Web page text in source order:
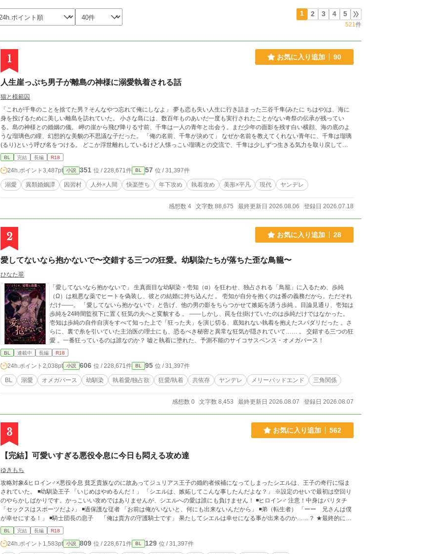
1 2 3 4 5
521件
1 お気に入り追加 90
人生崖っぷち男子が離島の神様に溺愛執着される話
猫と模範囚
「これが千隼のことを捨てた男？そんなやつ忘れて俺にしなよ」 夢も恋も失い人生に行き詰まった三谷千隼(みたに ちはや)は、海に
身を投げるために美しい離島を訪れていた。 小さな島には、数百年ものあいだ一度も実行されたことがない奇祭の伝承が残ってい
る。島の神様との婚姻の儀。 岬の崖から飛び降りる寸前、千隼は一人の青年と出会う。まだ少年の面影を残す白い横顔、海の底のよ
うな瑠璃色の瞳、幻想的な美貌の不思議な子だった。 「俺の名前、千隼が決めて」 なぜか名前を教えてくれない青年に、千隼は瑠璃
(るり)という呼び名をつける。 どこか浮世離れしているけど人懐っこい瑠璃との交流で、千隼は少しずつ生きる気力を取り戻してい
く。 しかしあるとき、瑠璃が島の人々から神様と崇められる存在だと知り……。 汚れた過去を持つ千隼がはじめて掴んだ本物の恋、
閉ざされた離島の土着信仰の狂気、瑠璃の正体。いつのまにか千隼は島の奇妙な因習に囚われていく。 溺愛執着年下攻め(神)×元ビッ
チ受け ※作中で浮気描写はありませんが、過去のモブ×受け描写が少しあります 作中で攻めの瑠璃が女神、花嫁として扱われる場面
があるけど、瑠璃はリバ要素なしの攻め男です 全34話、完結保証
BL 完結 長編 R18
24h.ポイント 3,487pt 小説 351 位 / 228,671件 BL 57 位 / 31,397件
溺愛 異類婚姻譚 因習村 人外×人間 快楽堕ち 年下攻め 執着攻め 美形×平凡 現代 ヤンデレ
感想数 4 文字数 88,675 最終更新日 2026.08.06 登録日 2026.07.18
2 お気に入り追加 28
愛してないなら抱かないで〜交錯する三つの狂愛。幼馴染たちが落ちた歪な鳥籠〜
ひなた翠
「愛してないなら抱かないで」 生真面目な幼馴染・壱知（α）を狂わせ、独占される「鳥籠」に入るため、歩純
（Ω）は粗悪な薬でヒートを偽装し、彼との結婚に持ち込んだ 。 壱知が自分を抱くのは番の義務だから。ただそれ
だけ――。 「愛してないら抱かないで」と告げ、他の男の影をちらつかせて嫉妬を誘う歩純 。目論見通り、壱知は
歩純を24時間監視下に置く狂気の夫へと変貌する 。 ――しかし、罠を仕掛けていたのは歩純だけではなかった。
壱知は歩純の自作自演をすべて知った上で「狂った夫」を演じ切る、底知れない執着を抱えたスパダリだった 。さ
らに、裏で糸を引いていた主治医の理士にも、恐るべき秘密と異常な狂気が隠されていて…… 。 交錯する三つの狂
愛 。一番狂っているのは誰なのか？ 嘘と執着に塗れた、予測不能のサイコサスペンス・オメガバース！
BL 連載中 長編 R18
24h.ポイント 2,038pt 小説 606 位 / 228,671件 BL 95 位 / 31,397件
BL 溺愛 オメガバース 幼馴染 執着愛/独占欲 狂愛/執着 共依存 ヤンデレ メリーバッドエンド 三角関係
感想数 0 文字数 8,453 最終更新日 2026.08.07 登録日 2026.08.07
3 お気に入り追加 562
【完結】可愛いすぎる悪役令息に今日も悶える攻め達
ゆきもち
攻略対象&ヒロイン♂×悪役令息 貧乏貴族なのに故あってジュリアス王子の婚約者候補になってしまったシエルは、王子の奇行に悩ま
されていた。 ◾️幼馴染王子 「いじめはやめるんだ！」 「シエルは、嫉妬してこんな事したんだよな？」 ※設定のせいで最初は空回り
のやらかしばかりです。かっこいい攻めではありませんが、シエルへの愛は誰にも負けません！ ◾️ヒロイン♂ 注意！中身はバリタチ
「セックスはスポーツだよ♪」 ◾️過保護な従者 「お前は俺がいないと、何にも出来ないんだから」 ◾️弟（転生者） 「ーー 兄さんは僕
が幸せにする！」 ◾️騎士団長の息子 「俺は貴方の守護騎士です」 果たしてシエルは幸せになる事が出来るのか……？ ★最終的に
は、やらかし王子とハッピーエンド予定です。 注意！ がっつり本番はありませんが、随所に、匂わせ、エロが絡むシーン、攻めが
変態になるシーンがあります。 ちょこちょこ出てくるので、話のタイトルに※はつけてません。 いつでも何でもウェルカムな方、ど
うぞ宜しくお願いします。 後で気づいてサイレント修正する場合があります。
BL 完結 長編 R18
24h.ポイント 1,583pt 小説 809 位 / 228,671件 BL 129 位 / 31,397件